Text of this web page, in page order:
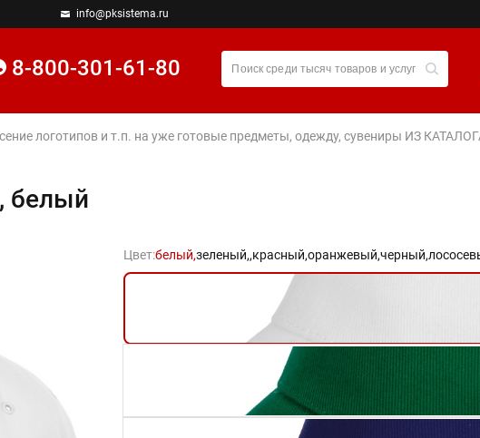
info@pksistema.ru
8-800-301-61-80
логотипов и т.п. на уже готовые предметы, одежду, сувениры ИЗ
белый
Цвет:белый,зеленый,,красный,оранжевый,черный,